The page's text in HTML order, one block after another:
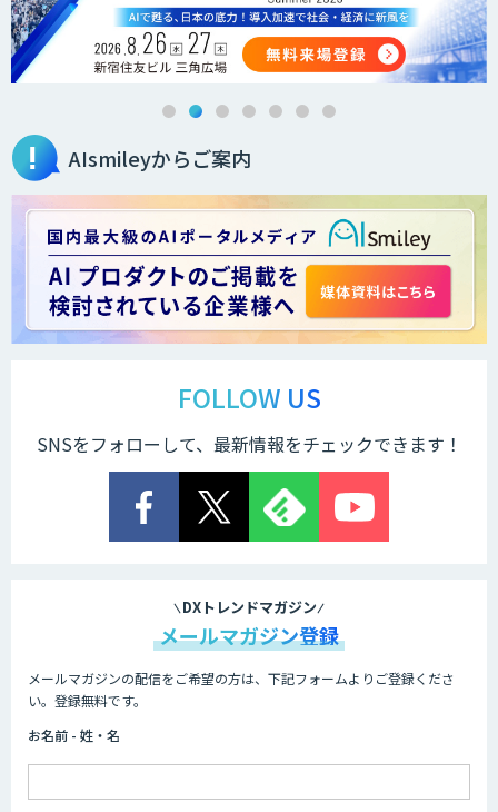
AIsmileyからご案内
FOLLOW US
SNSをフォローして、最新情報をチェックできます！
DXトレンドマガジン
メールマガジン登録
メールマガジンの配信をご希望の方は、下記フォームよりご登録くださ
い。登録無料です。
お名前 - 姓・名